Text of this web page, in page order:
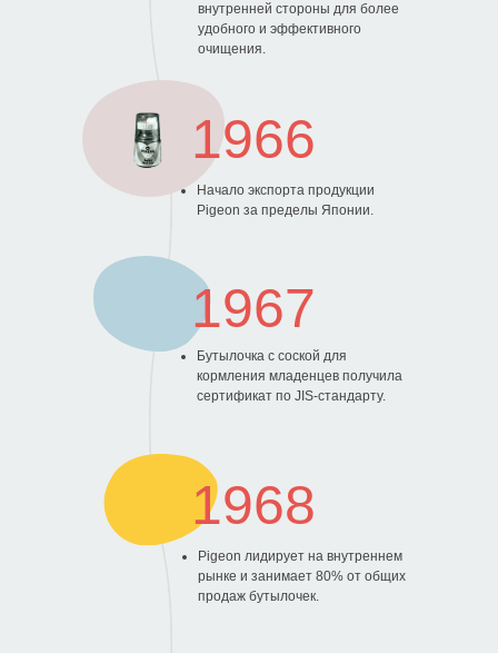
1968
Pigeon лидирует на внутреннем
рынке и занимает 80% от общих
продаж бутылочек.
1967
Бутылочка с соской для
кормления младенцев получила
сертификат по JIS-стандарту.
1966
Начало экспорта продукции
Pigeon за пределы Японии.
внутренней стороны для более
удобного и эффективного
очищения.
0